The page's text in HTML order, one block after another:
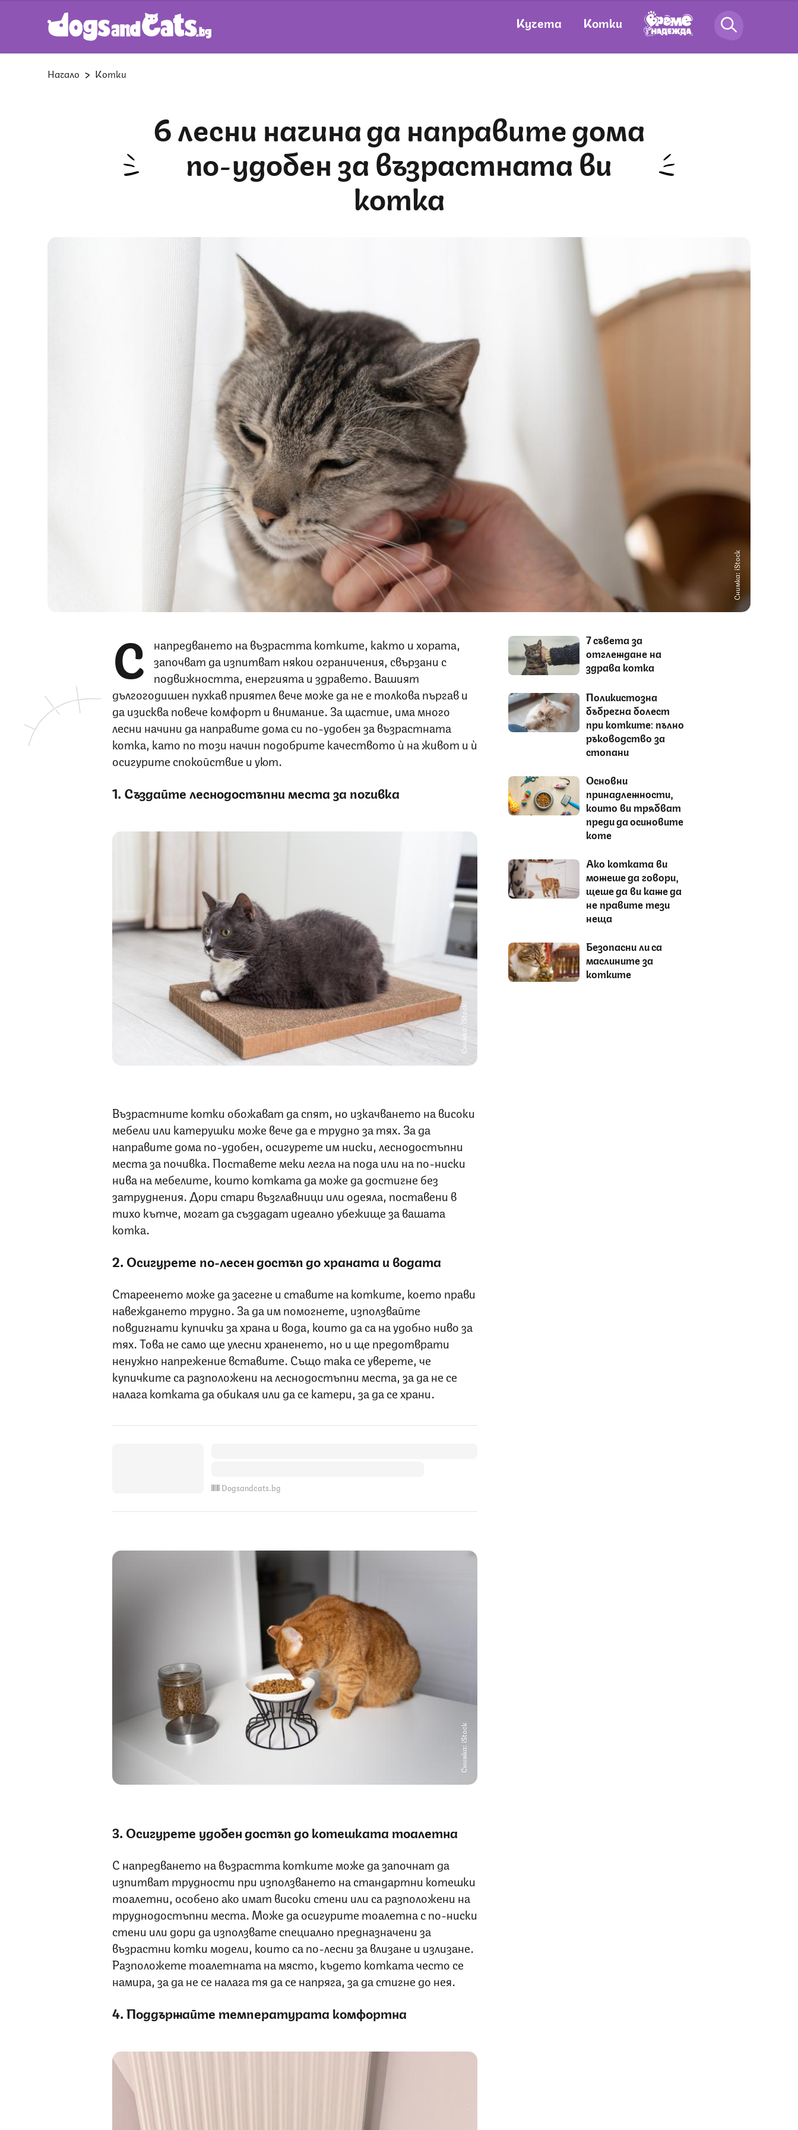
Кучета Котки
Начало Котки
6 лесни начина да направите дома
по-удобен за възрастната ви
котка
Снимка: iStock
С
напредването на възрастта котките, както и хората,
започват да изпитват някои ограничения, свързани с
подвижността, енергията и здравето. Вашият
дългогодишен пухкав приятел вече може да не е толкова пъргав и
да изисква повече комфорт и внимание. За щастие, има много
лесни начини да направите дома си по-удобен за възрастната
котка, като по този начин подобрите качеството ѝ на живот и ѝ
осигурите спокойствие и уют.
1. Създайте леснодостъпни места за почивка
Снимка: iStock
Възрастните котки обожават да спят, но изкачването на високи
мебели или катерушки може вече да е трудно за тях. За да
направите дома по-удобен, осигурете им ниски, леснодостъпни
места за почивка. Поставете меки легла на пода или на по-ниски
нива на мебелите, които котката да може да достигне без
затруднения. Дори стари възглавници или одеяла, поставени в
тихо кътче, могат да създадат идеално убежище за вашата
котка.
2. Осигурете по-лесен достъп до храната и водата
Стареенето може да засегне и ставите на котките, което прави
навеждането трудно. За да им помогнете, използвайте
повдигнати купички за храна и вода, които да са на удобно ниво за
тях. Това не само ще улесни храненето, но и ще предотврати
ненужно напрежение вставите. Също така се уверете, че
купичките са разположени на леснодостъпни места, за да не се
налага котката да обикаля или да се катери, за да се храни.
Dogsandcats.bg
Снимка: iStock
3. Осигурете удобен достъп до котешката тоалетна
С напредването на възрастта котките може да започнат да
изпитват трудности при използването на стандартни котешки
тоалетни, особено ако имат високи стени или са разположени на
труднодостъпни места. Може да осигурите тоалетна с по-ниски
стени или дори да използвате специално предназначени за
възрастни котки модели, които са по-лесни за влизане и излизане.
Разположете тоалетната на място, където котката често се
намира, за да не се налага тя да се напряга, за да стигне до нея.
4. Поддържайте температурата комфортна
7 съвета за
отглеждане на
здрава котка
Поликистозна
бъбречна болест
при котките: пълно
ръководство за
стопани
Основни
принадлежности,
които ви трябват
преди да осиновите
коте
Ако котката ви
можеше да говори,
щеше да ви каже да
не правите тези
неща
Безопасни ли са
маслините за
котките